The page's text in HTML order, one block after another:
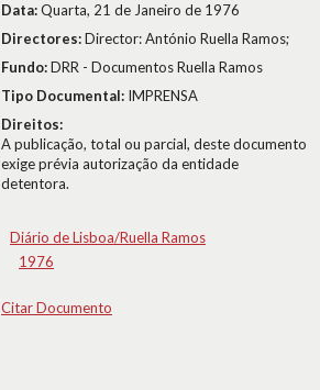
Data:Quarta, 21 de Janeiro de 1976
Directores:Director: António Ruella Ramos;
Fundo:DRR - Documentos Ruella Ramos
Tipo Documental: IMPRENSA
Direitos:
A publicação, total ou parcial, deste documento
exige prévia autorização da entidade
detentora.
Diário de Lisboa/Ruella Ramos
1976
Citar Documento